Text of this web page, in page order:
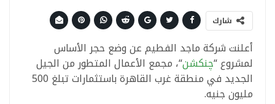
شارك
أعلنت شركة ماجد الفطيم عن وضع حجر الأساس
لمشروع “چنكشن“، مجمع الأعمال المتطور من الجيل
الجديد في منطقة غرب القاهرة باستثمارات تبلغ 500
مليون جنيه.